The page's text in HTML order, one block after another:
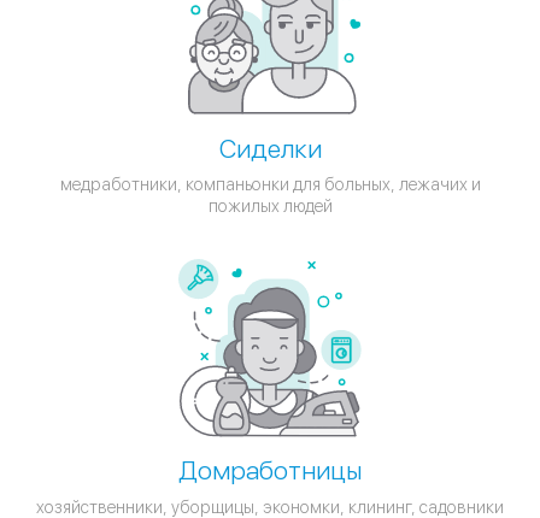
Сиделки
медработники, компаньонки для больных, лежачих и
пожилых людей
Домработницы
хозяйственники, уборщицы, экономки, клининг, садовники